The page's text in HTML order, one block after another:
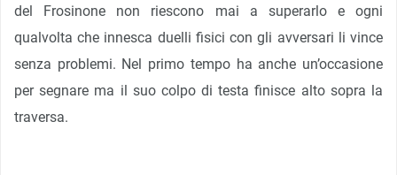
del Frosinone non riescono mai a superarlo e ogni
qualvolta che innesca duelli fisici con gli avversari li vince
senza problemi. Nel primo tempo ha anche un’occasione
per segnare ma il suo colpo di testa finisce alto sopra la
traversa.